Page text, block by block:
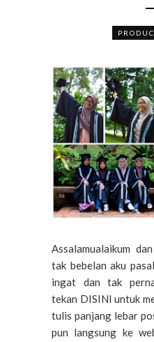
Assalamualaikum
tak bebelan aku
ingat dan tak
tekan DISINI untuk
tulis panjang lebar
pun langsung ke